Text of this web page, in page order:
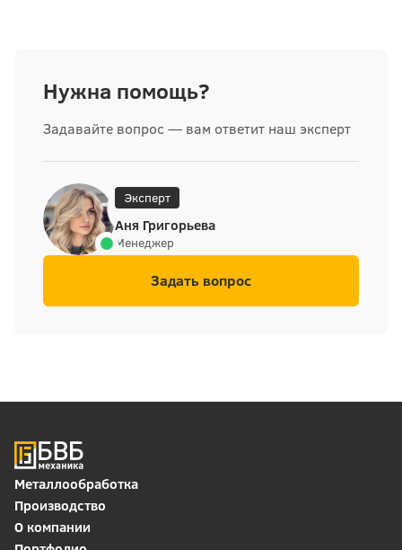
Нужна помощь?
Задавайте вопрос — вам ответит наш эксперт
Эксперт
Аня Григорьева
Менеджер
Задать вопрос
Металлообработка
Производство
О компании